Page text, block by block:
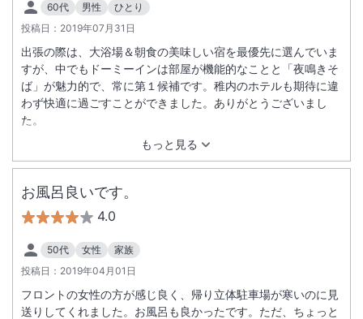
60代 男性
ひとり
投稿日： 2019年07月31日
もっと見る
出張の際は、大浴場＆朝食の美味しい宿を最優先に選んでいま
すが、中でもドーミーインは部屋が機能的なことと「夜鳴きそ
ば」が魅力的で、常に第１候補です。稚内のホテルも期待に違
わず快適に過ごすことができました。ありがとうございまし
た。
お風呂良いです。
4.0
50代 女性
家族
投稿日： 2019年04月01日
フロントの女性の方が感じ良く、帰り立体駐車場が寒いのに見
送りしてくれました。お風呂も良かったです。ただ、ちょっと